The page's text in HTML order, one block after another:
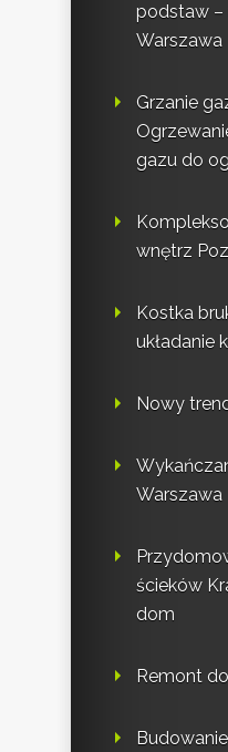
podstaw –
Warszawa
Grzanie
gazu do
wnętrz
Kostka
układanie
Nowy
Warszawa
ścieków
dom
Remont